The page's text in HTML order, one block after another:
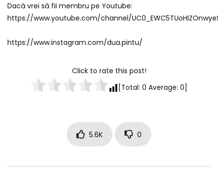
Dacă vrei să fii membru pe Youtube:
https://www.youtube.com/channel/
https://www.instagram.com/dua.pintu/
Click to rate this post!
[Total: 0 Average: 0]
5.6K 0